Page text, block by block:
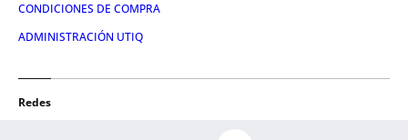
CONDICIONES DE COMPRA
ADMINISTRACIÓN UTIQ
Redes